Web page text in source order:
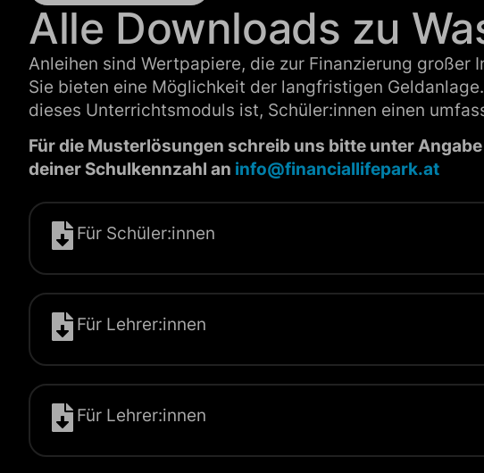
Alle Downloads zu
Anleihen sind Wertpapiere, die zur Finanzierung
Sie bieten eine Möglichkeit der langfristigen
dieses Unterrichtsmoduls ist, Schüler:innen einen
Für die Musterlösungen schreib uns bitte unter Angabe
deiner Schulkennzahl an info@financiallifepark.at
Für Schüler:innen
Für Lehrer:innen
Für Lehrer:innen